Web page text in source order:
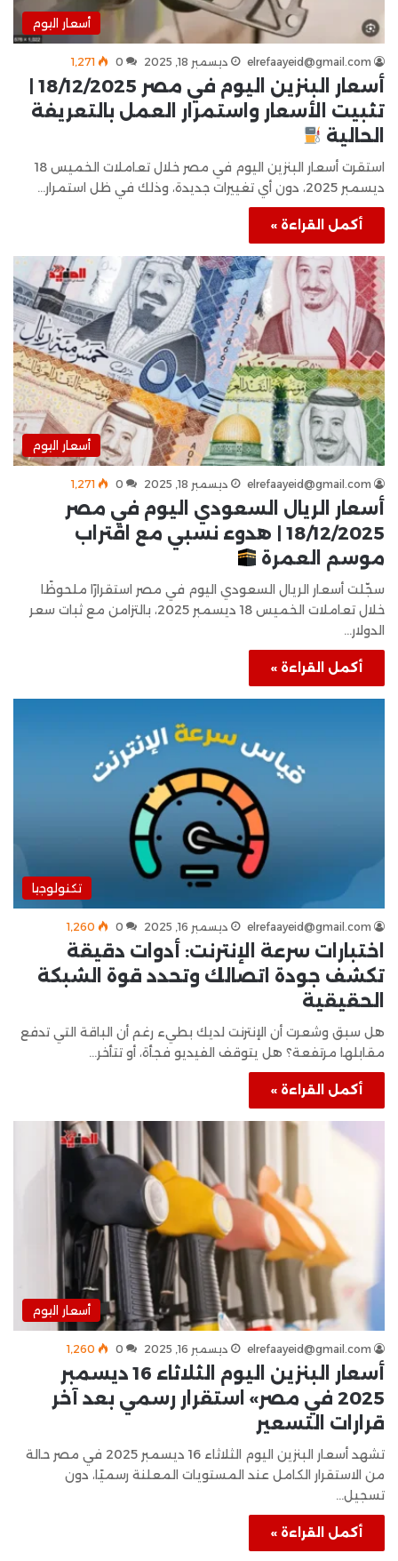
أسعار اليوم
elrefaayeid@gmail.com ديسمبر 18, 2025 0 1٬271
أسعار البنزين اليوم في مصر 18/12/2025 |
تثبيت الأسعار واستمرار العمل بالتعريفة
الحالية
استقرت أسعار البنزين اليوم في مصر خلال تعاملات الخميس 18
ديسمبر 2025، دون أي تغييرات جديدة، وذلك في ظل استمرار…
أكمل القراءة »
أسعار اليوم
elrefaayeid@gmail.com ديسمبر 18, 2025 0 1٬271
أسعار الريال السعودي اليوم في مصر
18/12/2025 | هدوء نسبي مع اقتراب
موسم العمرة
سجّلت أسعار الريال السعودي اليوم في مصر استقرارًا ملحوظًا
خلال تعاملات الخميس 18 ديسمبر 2025، بالتزامن مع ثبات سعر
الدولار…
أكمل القراءة »
تكنولوجيا
elrefaayeid@gmail.com ديسمبر 16, 2025 0 1٬260
اختبارات سرعة الإنترنت: أدوات دقيقة
تكشف جودة اتصالك وتحدد قوة الشبكة
الحقيقية
هل سبق وشعرت أن الإنترنت لديك بطيء رغم أن الباقة التي تدفع
مقابلها مرتفعة؟ هل يتوقف الفيديو فجأة، أو تتأخر…
أكمل القراءة »
أسعار اليوم
elrefaayeid@gmail.com ديسمبر 16, 2025 0 1٬260
أسعار البنزين اليوم الثلاثاء 16 ديسمبر
2025 في مصر» استقرار رسمي بعد آخر
قرارات التسعير
تشهد أسعار البنزين اليوم الثلاثاء 16 ديسمبر 2025 في مصر حالة
من الاستقرار الكامل عند المستويات المعلنة رسميًا، دون
تسجيل…
أكمل القراءة »